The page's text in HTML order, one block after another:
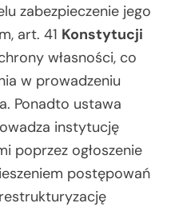
zabezpieczenie jego
art. 41 Konstytucji
własności, co
w prowadzeniu
Ponadto ustawa
instytucję
poprzez ogłoszenie
postępowań